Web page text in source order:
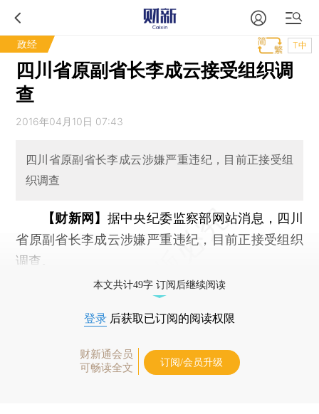
政经 T中
四川省原副省长李成云接受组织调
查
2016年04月10日 07:43
四川省原副省长李成云涉嫌严重违纪，目前正接受组
织调查
【财新网】 据中央纪委监察部网站消息，四川
省原副省长李成云涉嫌严重违纪，目前正接受组织
调查。
本文共计49字 订阅后继续阅读
登录 后获取已订阅的阅读权限
财新通会员
可畅读全文
订阅/会员升级